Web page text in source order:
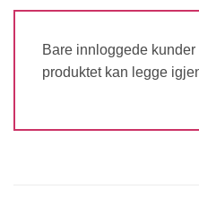
Bare innloggede
produktet kan legge